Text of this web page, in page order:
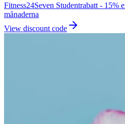
Fitness24Seven Studentrabatt - 15%
månaderna
View discount code